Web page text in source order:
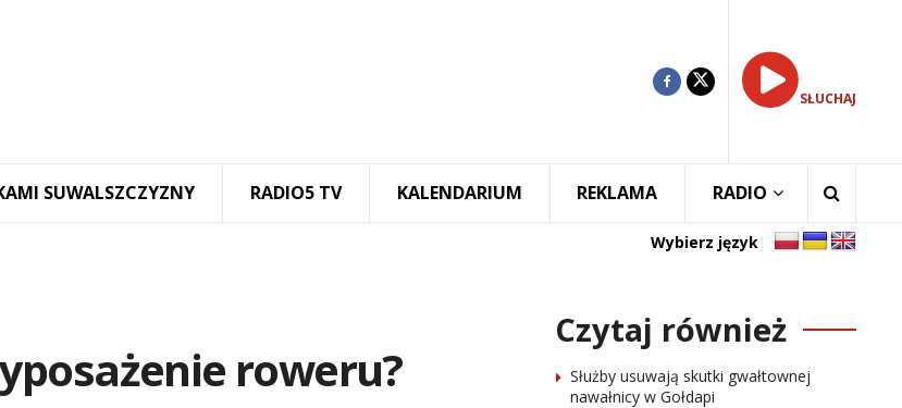
SŁUCHAJ
SUWALSZCZYZNY RADIO5 TV KALENDARIUM REKLAMA RADIO
Wybierz język
roweru?
Czytaj również
Służby usuwają skutki gwałtownej
nawałnicy w Gołdapi